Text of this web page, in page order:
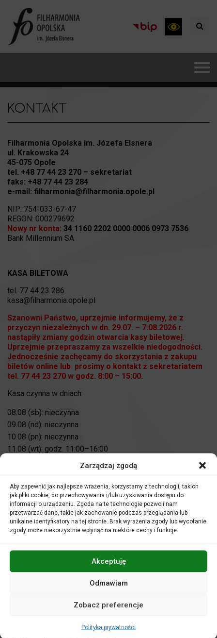
Zarządzaj zgodą
Aby zapewnić jak najlepsze wrażenia, korzystamy z technologii, takich
jak pliki cookie, do przechowywania i/lub uzyskiwania dostępu do
informacji o urządzeniu. Zgoda na te technologie pozwoli nam
przetwarzać dane, takie jak zachowanie podczas przeglądania lub
unikalne identyfikatory na tej stronie. Brak wyrażenia zgody lub wycofanie
zgody może niekorzystnie wpłynąć na niektóre cechy i funkcje.
Akceptuję
Odmawiam
Zobacz preferencje
Polityka prywatności
KONTAKT
Filharmonia Opolska im. Józefa Elsnera
ul. Krakowska 24
45-075 Opole
tel. +48 77 44 23 270 – sekretariat
faks: +48 77 44 23 284
e-mail: filharmonia@filharmonia.opole.pl
NIP: 754-033-67-47
REGON: 000279692
Nowy nr konta: 34 1160 2202 0000 0006 0973 7536
Bank Millennium SA
KASA BILETOWA
tel. 77 44 23 286
kasa@filharmonia.opole.pl
Szanowni Państwo, uprzejmie informujemy, że z
przyczyn niezależnych w dn. 29.07. – 7.08.2026 r.
nastąpiły zmiany godzin otwarcia kasy biletowej.
Uprzejmie przepraszamy za wszelkie niedogodności.
Jednocześnie zachęcamy do skorzystania z zakupu
biletów online lub prosimy o kontakt z sekretariatem
tel. 77 44 23 270 w godz. 8:00 – 15:00.
Kasa czynna w dniach:
08.08 (sb): nieczynna
09.08 (nd): nieczynna
10.08 (pn): nieczynna
11.08 (wt): godz. 11:00–16:00
12.08 (śr): godz. 11:00–16:00
14.08 (pt): nieczynna
15.08 (sb): nieczynna
16.08 (nd): nieczynna
17.08 (pn): nieczynna
18.08 (wt): godz. 11:00–16:00
20.08 (czw): godz. 12:00–19:00
21.08 (pt): godz. 11:00–16:00
24.08 (pn): nieczynna
26.08 (śr): godz. 11:00–16:00